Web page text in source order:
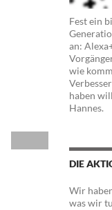
Fest ein
an:
wie
haben
Hannes.
DIE
Wir
was wir